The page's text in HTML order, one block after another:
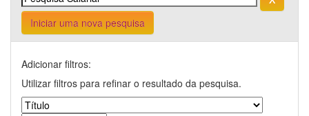
Iniciar uma nova pesquisa
Adicionar filtros:
Utilizar filtros para refinar o resultado da pesquisa.